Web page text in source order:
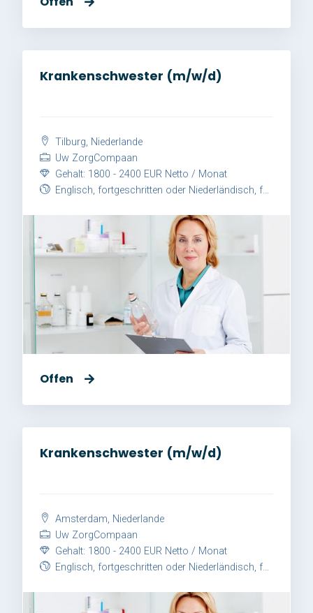
Krankenschwester (m/w/d)
Tilburg, Niederlande
Uw ZorgCompaan
Gehalt: 1800 - 2400 EUR Netto / Monat
Englisch, fortgeschritten oder Niederländisch, fortgeschritten
Offen
Krankenschwester (m/w/d)
Amsterdam, Niederlande
Uw ZorgCompaan
Gehalt: 1800 - 2400 EUR Netto / Monat
Englisch, fortgeschritten oder Niederländisch, fortgeschritten